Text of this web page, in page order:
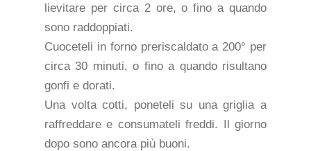
lievitare per circa 2 ore, o fino a quando
sono raddoppiati.
Cuoceteli in forno preriscaldato a 200° per
circa 30 minuti, o fino a quando risultano
gonfi e dorati.
Una volta cotti, poneteli su una griglia a
raffreddare e consumateli freddi. Il giorno
dopo sono ancora più buoni.